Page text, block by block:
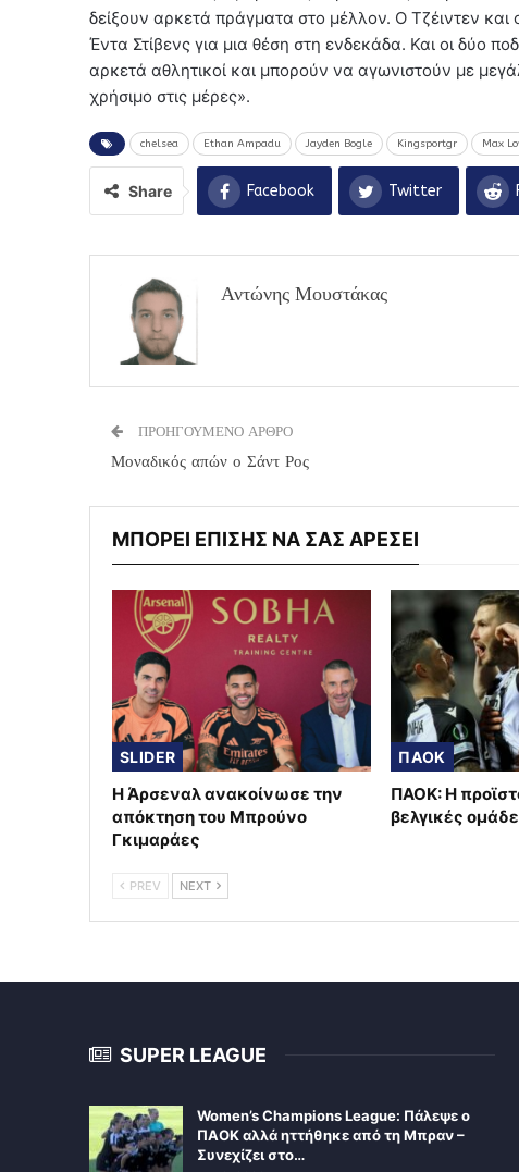
δείξουν αρκετά πράγματα στο μέλλον. Ο Τζέιντεν
Έντα Στίβενς για μια θέση στη ενδεκάδα. Και οι δύο
αρκετά αθλητικοί και μπορούν να αγωνιστούν με
χρήσιμο στις μέρες».
chelsea Ethan Ampadu Jayden Bogle Kingsportgr Max
Share Facebook Twitter
Αντώνης Μουστάκας
ΠΡΟΗΓΟΥΜΕΝΟ ΑΡΘΡΟ
Μοναδικός απών ο Σάντ Ρος
ΜΠΟΡΕΙ ΕΠΙΣΗΣ ΝΑ ΣΑΣ ΑΡΕΣΕΙ
SLIDER
Η Άρσεναλ ανακοίνωσε την
απόκτηση του Μπρούνο
Γκιμαράες
ΠΑΟΚ
ΠΑΟΚ: Η
βελγικές
PREV NEXT
SUPER LEAGUE
Women’s Champions League: Πάλεψε ο
ΠΑΟΚ αλλά ηττήθηκε από τη Μπραν –
Συνεχίζει στο…